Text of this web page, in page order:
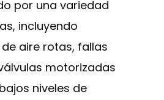
por una variedad
incluyendo
aire rotas, fallas
motorizadas
niveles de